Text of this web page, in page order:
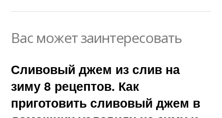
Вас может заинтересовать
Сливовый джем из слив на
зиму 8 рецептов. Как
приготовить сливовый джем в